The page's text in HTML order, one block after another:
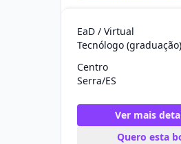
EaD / Virtual
Tecnólogo (graduação)
Centro
Serra/ES
Ver mais
Quero esta